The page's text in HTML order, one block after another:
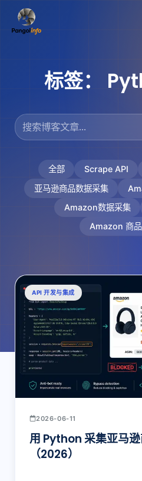
标签：
全部 Scrape API
亚马逊商品数据采集
Amazon数据采集
Amazon 商
API 开发与集成
2026-06-11
用 Python 采集亚马
（2026）